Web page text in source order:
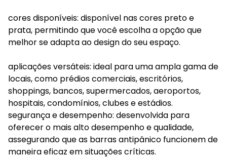
cores disponíveis: disponível nas cores preto e
prata, permitindo que você escolha a opção que
melhor se adapta ao design do seu espaço.
aplicações versáteis: ideal para uma ampla gama de
locais, como prédios comerciais, escritórios,
shoppings, bancos, supermercados, aeroportos,
hospitais, condomínios, clubes e estádios.
segurança e desempenho: desenvolvida para
oferecer o mais alto desempenho e qualidade,
assegurando que as barras antipânico funcionem de
maneira eficaz em situações críticas.